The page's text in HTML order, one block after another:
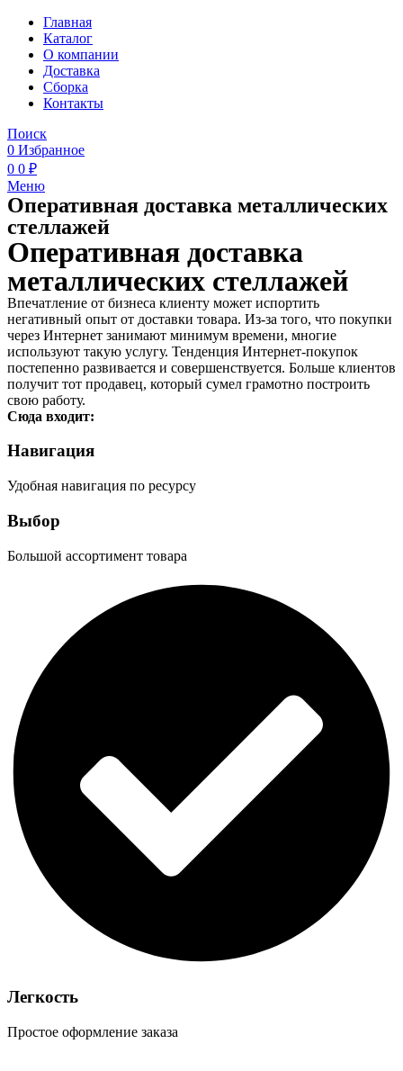
Главная
Каталог
О компании
Доставка
Сборка
Контакты
Поиск
0 Избранное
0 0 ₽
Меню
Оперативная доставка металлических
стеллажей
Оперативная доставка
металлических стеллажей
Впечатление от бизнеса клиенту может испортить
негативный опыт от доставки товара. Из-за того, что покупки
через Интернет занимают минимум времени, многие
используют такую услугу. Тенденция Интернет-покупок
постепенно развивается и совершенствуется. Больше клиентов
получит тот продавец, который сумел грамотно построить
свою работу.
Сюда входит:
Навигация
Удобная навигация по ресурсу
Выбор
Большой ассортимент товара
Легкость
Простое оформление заказа